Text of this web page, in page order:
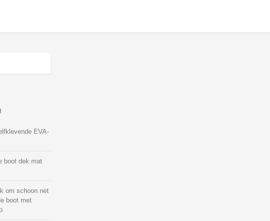
EVA-
boot dek mat
om schoon net
boot met